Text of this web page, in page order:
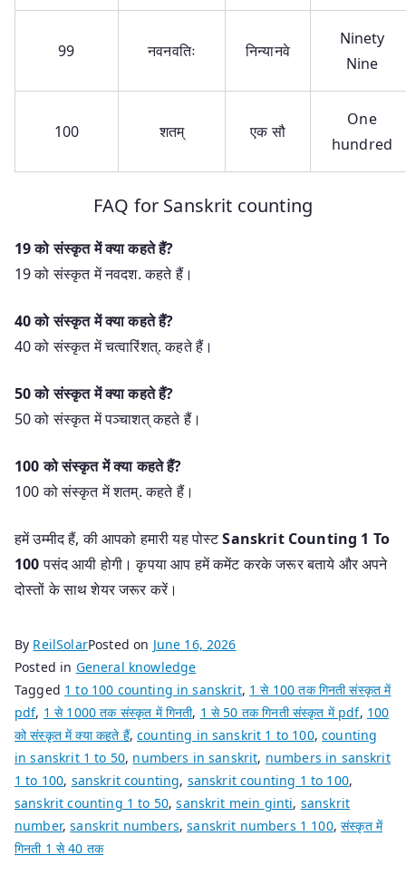
99 नवनवतिः निन्यानवे
Ninety
Nine
100 शतम् एक सौ
One
hundred
FAQ for Sanskrit counting
19 को संस्कृत में क्या कहते हैं?
19 को संस्कृत में नवदश. कहते हैं।
40 को संस्कृत में क्या कहते हैं?
40 को संस्कृत में चत्वारिंशत्. कहते हैं।
50 को संस्कृत में क्या कहते हैं?
50 को संस्कृत में पञ्चाशत् कहते हैं।
100 को संस्कृत में क्या कहते हैं?
100 को संस्कृत में शतम्. कहते हैं।
हमें उम्मीद हैं, की आपको हमारी यह पोस्टSanskrit Counting 1 To
100पसंद आयी होगी। कृपया आप हमें कमेंट करके जरूर बताये और अपने
दोस्तों के साथ शेयर जरूर करें।
By ReilSolarPosted on June 16, 2026
Posted in General knowledge
Tagged 1 to 100 counting in sanskrit, 1 से 100 तक गिनती संस्कृत में
pdf, 1 से 1000 तक संस्कृत में गिनती, 1 से 50 तक गिनती संस्कृत में pdf, 100
को संस्कृत में क्या कहते हैं,counting in sanskrit 1 to 100,counting
in sanskrit 1 to 50, numbers in sanskrit, numbers in sanskrit
1 to 100, sanskrit counting, sanskrit counting 1 to 100,
sanskrit counting 1 to 50,sanskrit mein ginti, sanskrit
number,sanskrit numbers,sanskrit numbers 1 100,संस्कृत में
गिनती 1 से 40 तक